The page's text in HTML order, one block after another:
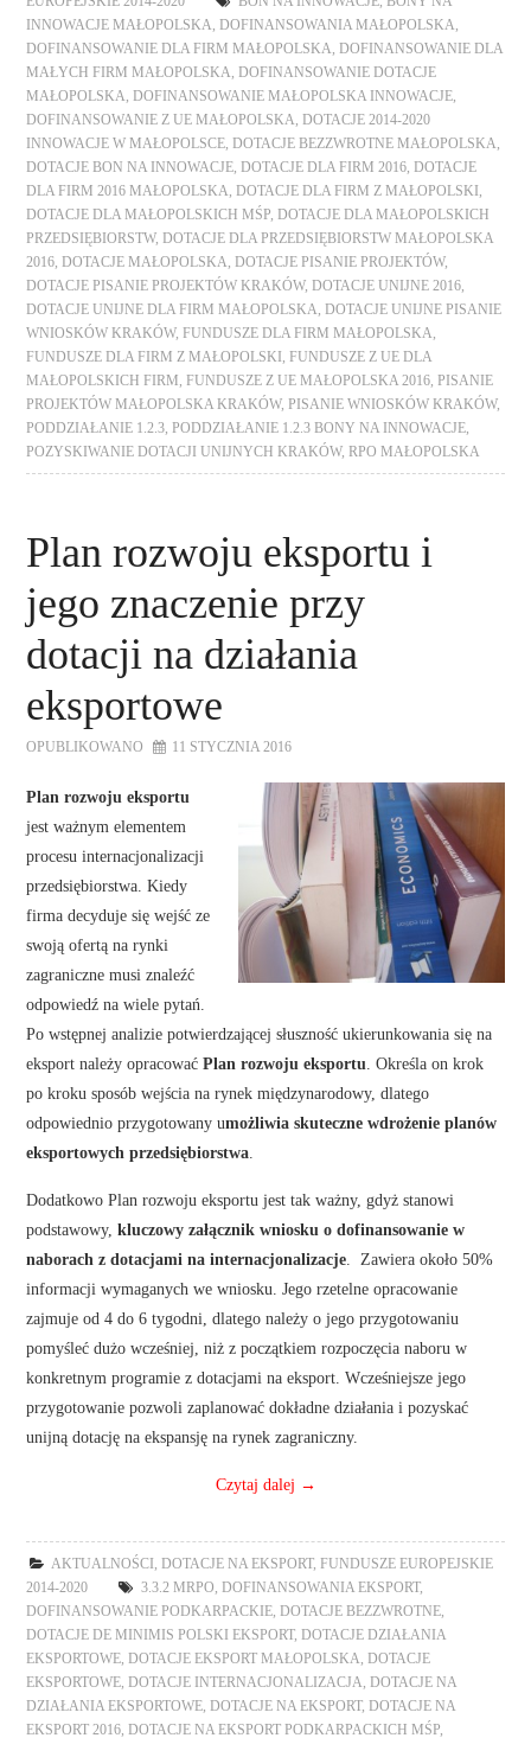
INNOWACJE MAŁOPOLSKA,DOFINANSOWANIA MAŁOPOLSKA,
DOFINANSOWANIE DLA FIRM MAŁOPOLSKA,DOFINANSOWANIE DLA
MAŁYCH FIRM MAŁOPOLSKA,DOFINANSOWANIE DOTACJE
MAŁOPOLSKA,DOFINANSOWANIE MAŁOPOLSKA INNOWACJE,
DOFINANSOWANIE Z UE MAŁOPOLSKA,DOTACJE 2014-2020
INNOWACJE W MAŁOPOLSCE,DOTACJE BEZZWROTNE MAŁOPOLSKA,
DOTACJE BON NA INNOWACJE,DOTACJE DLA FIRM 2016,DOTACJE
DLA FIRM 2016 MAŁOPOLSKA,DOTACJE DLA FIRM Z MAŁOPOLSKI ,
DOTACJE DLA MAŁOPOLSKICH MŚP,DOTACJE DLA MAŁOPOLSKICH
PRZEDSIĘBIORSTW,DOTACJE DLA PRZEDSIĘBIORSTW MAŁOPOLSKA
2016,DOTACJE MAŁOPOLSKA,DOTACJE PISANIE PROJEKTÓW,
DOTACJE PISANIE PROJEKTÓW KRAKÓW,DOTACJE UNIJNE 2016,
DOTACJE UNIJNE DLA FIRM MAŁOPOLSKA,DOTACJE UNIJNE PISANIE
WNIOSKÓW KRAKÓW, FUNDUSZE DLA FIRM MAŁOPOLSKA,
FUNDUSZE DLA FIRM Z MAŁOPOLSKI , FUNDUSZE Z UE DLA
MAŁOPOLSKICH FIRM, FUNDUSZE Z UE MAŁOPOLSKA 2016, PISANIE
PROJEKTÓW MAŁOPOLSKA KRAKÓW, PISANIE WNIOSKÓW KRAKÓW,
PODDZIAŁANIE 1.2.3, PODDZIAŁANIE 1.2.3 BONY NA INNOWACJE,
POZYSKIWANIE DOTACJI UNIJNYCH KRAKÓW, RPO MAŁOPOLSKA
Plan rozwoju eksportu i
jego znaczenie przy
dotacji na działania
eksportowe
OPUBLIKOWANO 11 STYCZNIA 2016
Plan rozwoju eksportu
jest ważnym elementem
procesu internacjonalizacji
przedsiębiorstwa. Kiedy
firma decyduje się wejść ze
swoją ofertą na rynki
zagraniczne musi znaleźć
odpowiedź na wiele pytań.
Po wstępnej analizie potwierdzającej słuszność ukierunkowania się na
eksport należy opracowaćPlan rozwoju eksportu. Określa on krok
po kroku sposób wejścia na rynek międzynarodowy, dlatego
odpowiednio przygotowany umożliwia skuteczne wdrożenie planów
eksportowych przedsiębiorstwa.
Dodatkowo Plan rozwoju eksportu jest tak ważny, gdyż stanowi
podstawowy,kluczowy załącznik wniosku o dofinansowanie w
naborach z dotacjami na internacjonalizacje. Zawiera około 50%
informacji wymaganych we wniosku. Jego rzetelne opracowanie
zajmuje od 4 do 6 tygodni, dlatego należy o jego przygotowaniu
pomyśleć dużo wcześniej, niż z początkiem rozpoczęcia naboru w
konkretnym programie z dotacjami na eksport. Wcześniejsze jego
przygotowanie pozwoli zaplanować dokładne działania i pozyskać
unijną dotację na ekspansję na rynek zagraniczny.
Czytaj dalej →
AKTUALNOŚCI ,DOTACJE NA EKSPORT, FUNDUSZE EUROPEJSKIE
2014-2020
3.3.2 MRPO,DOFINANSOWANIA EKSPORT,
DOFINANSOWANIE PODKARPACKIE,DOTACJE BEZZWROTNE,
DOTACJE DE MINIMIS POLSKI EKSPORT,DOTACJE DZIAŁANIA
EKSPORTOWE,DOTACJE EKSPORT MAŁOPOLSKA,DOTACJE
EKSPORTOWE,DOTACJE INTERNACJONALIZACJA,DOTACJE NA
DZIAŁANIA EKSPORTOWE,DOTACJE NA EKSPORT,DOTACJE NA
EKSPORT 2016,DOTACJE NA EKSPORT PODKARPACKICH MŚP,